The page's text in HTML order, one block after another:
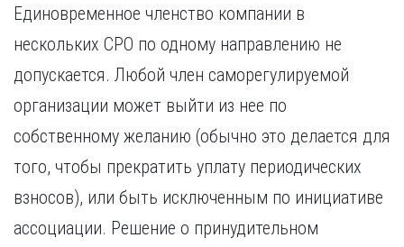
Единовременное членство компании в
нескольких СРО по одному направлению не
допускается. Любой член саморегулируемой
организации может выйти из нее по
собственному желанию (обычно это делается для
того, чтобы прекратить уплату периодических
взносов), или быть исключенным по инициативе
ассоциации. Решение о принудительном